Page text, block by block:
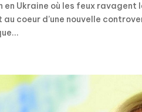
en Ukraine où les feux
au coeur d’une nouvelle